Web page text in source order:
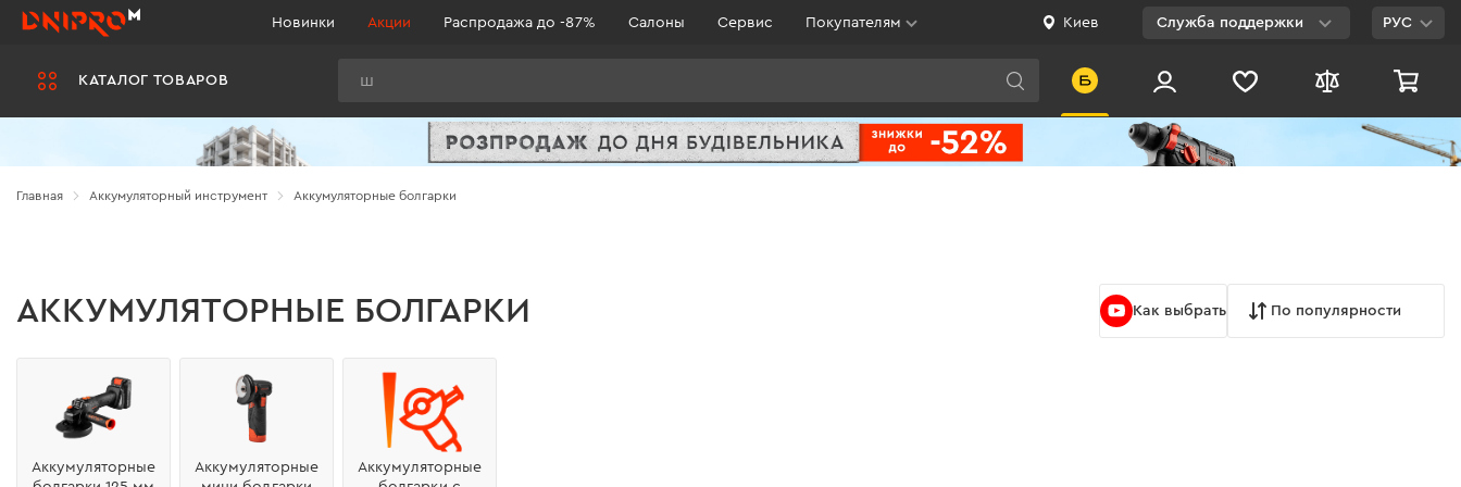
КАТАЛОГ ТОВАРОВ
Новинки Акции Распродажа до -87% Салоны Сервис Покупателям Киев Служба поддержки
0 800 200 500
РУС
Главная Аккумуляторный инструмент Аккумуляторные болгарки
АККУМУЛЯТОРНЫЕ БОЛГАРКИ Как выбрать По популярности
Аккумуляторные
Аккумуляторные
Аккумуляторные